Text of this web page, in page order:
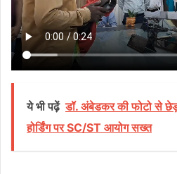
ये भी पढ़ें डॉ. अंबेडकर की फोटो से
होर्डिंग पर SC/ST आयोग सख्त